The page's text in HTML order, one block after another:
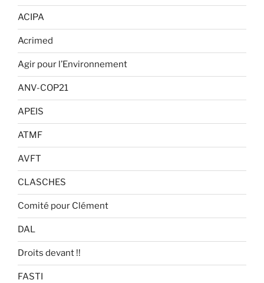
ACIPA
Acrimed
Agir pour l’Environnement
ANV-COP21
APEIS
ATMF
AVFT
CLASCHES
Comité pour Clément
DAL
Droits devant !!
FASTI